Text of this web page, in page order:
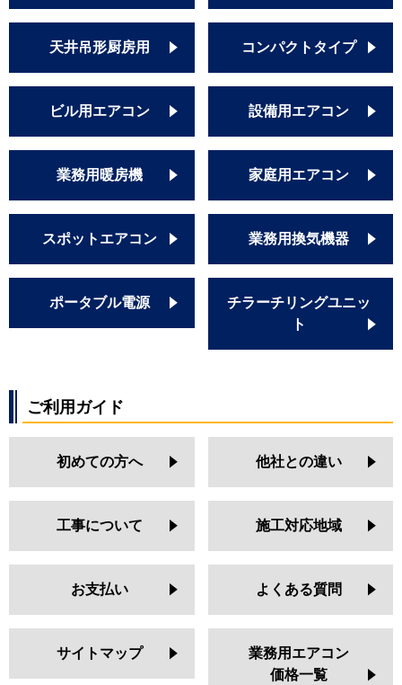
天井吊形厨房用 コンパクトタイプ
ビル用エアコン 設備用エアコン
業務用暖房機 家庭用エアコン
スポットエアコン 業務用換気機器
ポータブル電源
チラーチリングユニッ
ト
ご利用ガイド
初めての方へ 他社との違い
工事について 施工対応地域
お支払い よくある質問
サイトマップ
業務用エアコン
価格一覧